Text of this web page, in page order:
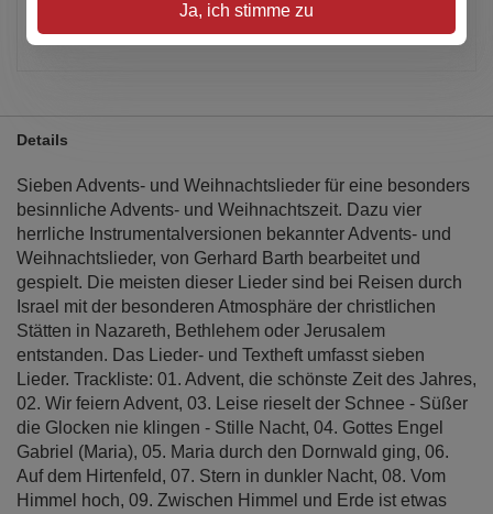
Details
Sieben Advents- und Weihnachtslieder für eine besonders
besinnliche Advents- und Weihnachtszeit. Dazu vier
herrliche Instrumentalversionen bekannter Advents- und
Weihnachtslieder, von Gerhard Barth bearbeitet und
gespielt. Die meisten dieser Lieder sind bei Reisen durch
Israel mit der besonderen Atmosphäre der christlichen
Stätten in Nazareth, Bethlehem oder Jerusalem
entstanden. Das Lieder- und Textheft umfasst sieben
Lieder. Trackliste: 01. Advent, die schönste Zeit des Jahres,
02. Wir feiern Advent, 03. Leise rieselt der Schnee - Süßer
die Glocken nie klingen - Stille Nacht, 04. Gottes Engel
Gabriel (Maria), 05. Maria durch den Dornwald ging, 06.
Auf dem Hirtenfeld, 07. Stern in dunkler Nacht, 08. Vom
Himmel hoch, 09. Zwischen Himmel und Erde ist etwas
Ja, ich stimme zu